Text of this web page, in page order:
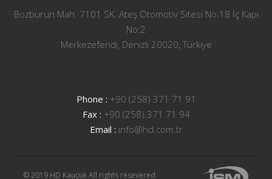
Bozburun Mah. 7101 SK. Ateş Otomotiv Sitesi No:18 İç Kapı
No:2
Merkezefendi, Denizli 20020, Türkiye
Phone : +90 (258) 371 71 91
Fax : +90 (258) 371 71 94
Email : info@hd.com.tr
© 2019 HD Kauçuk All rights resevered.